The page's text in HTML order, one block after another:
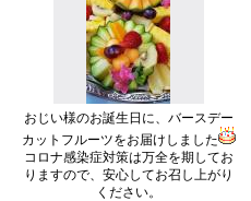
おじい様のお誕生日に、バースデー
カットフルーツをお届けしました
コロナ感染症対策は万全を期してお
りますので、安心してお召し上がり
ください。